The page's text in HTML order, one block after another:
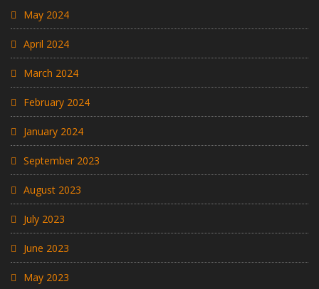
May 2024
April 2024
March 2024
February 2024
January 2024
September 2023
August 2023
July 2023
June 2023
May 2023